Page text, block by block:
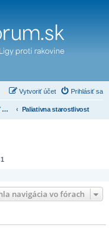
Prihlásiť sa
Vytvoriť účet
NEMALOBUNKOVÝ NÁDOR PĽÚC Paliativna starostlivosť
1
navigácia vo fórach